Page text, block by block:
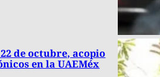
de octubre, acopio
en la UAEMéx